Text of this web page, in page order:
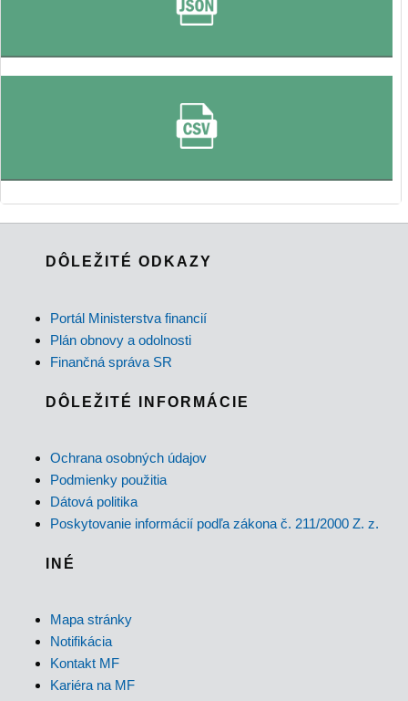
DÔLEŽITÉ ODKAZY
Portál Ministerstva financií
Plán obnovy a odolnosti
Finančná správa SR
DÔLEŽITÉ INFORMÁCIE
Ochrana osobných údajov
Podmienky použitia
Dátová politika
Poskytovanie informácií podľa zákona č. 211/2000 Z. z.
INÉ
Mapa stránky
Notifikácia
Kontakt MF
Kariéra na MF